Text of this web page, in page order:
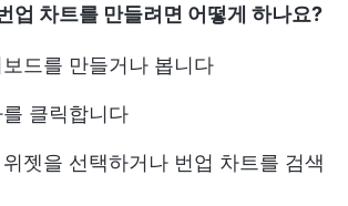
업 차트를 만들려면 어떻게 하나요?
드를 만들거나 봅니다
클릭합니다
젯을 선택하거나 번업 차트를 검색